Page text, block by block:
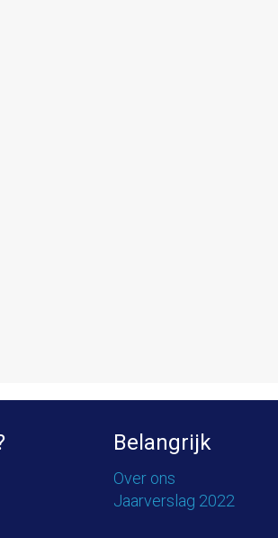
Belangrijk
Over ons
Jaarverslag 2022